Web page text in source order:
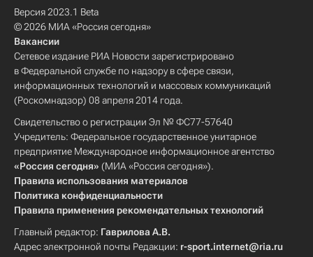
Версия 2023.1 Beta
© 2026 МИА «Россия сегодня»
Вакансии
Сетевое издание РИА Новости зарегистрировано
в Федеральной службе по надзору в сфере связи,
информационных технологий и массовых коммуникаций
(Роскомнадзор) 08 апреля 2014 года.
Свидетельство о регистрации Эл № ФС77-57640
Учредитель: Федеральное государственное унитарное
предприятие Международное информационное агентство
«Россия сегодня» (МИА «Россия сегодня»).
Правила использования материалов
Политика конфиденциальности
Правила применения рекомендательных технологий
Главный редактор: Гаврилова А.В.
Адрес электронной почты Редакции: r-sport.internet@ria.ru